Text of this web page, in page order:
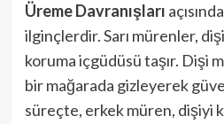
Üreme Davranışları
ilginçlerdir. Sarı mürenler,
koruma içgüdüsü taşır. Dişi
bir mağarada gizleyerek
süreçte, erkek müren, dişiyi